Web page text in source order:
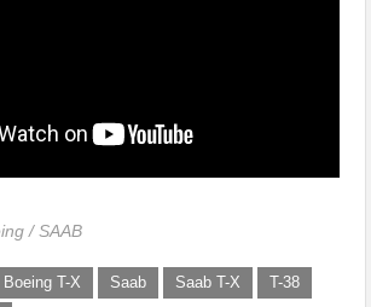
/ SAAB
Boeing T-X Saab Saab T-X
T-38